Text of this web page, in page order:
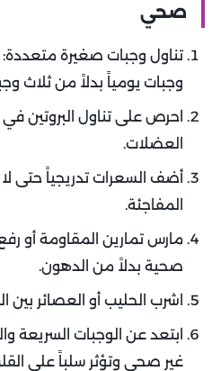
صحي
وجبات يومياً بدلاً من ثلاث
احرص على تناول البروتين
العضلات.
أضف السعرات تدريجياً حتى
المفاجئة.
مارس تمارين المقاومة أو
صحية بدلاً من الدهون.
اشرب الحليب أو العصائر بين
ابتعد عن الوجبات السريعة
غير صحي وتؤثر سلباً على